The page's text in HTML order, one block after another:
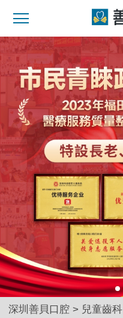
深圳善貝口腔 > 兒童齒科